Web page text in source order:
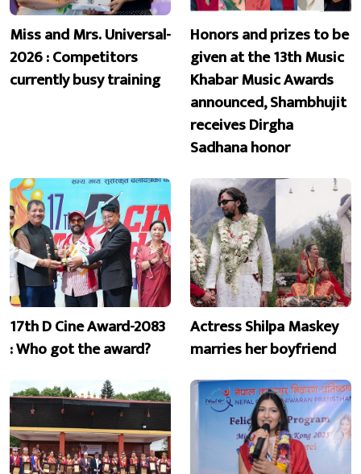
Miss and Mrs. Universal-
2026 : Competitors
currently busy training
Honors and prizes to be
given at the 13th Music
Khabar Music Awards
announced, Shambhujit
receives Dirgha
Sadhana honor
17th D Cine Award-2083
: Who got the award?
Actress Shilpa Maskey
marries her boyfriend